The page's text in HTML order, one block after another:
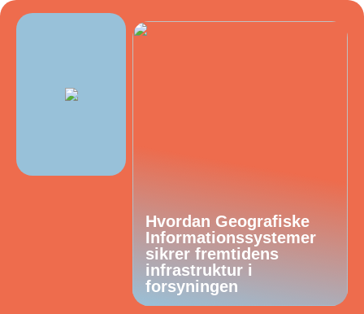
Hvordan Geografiske
Informationssystemer
sikrer fremtidens
infrastruktur i
forsyningen